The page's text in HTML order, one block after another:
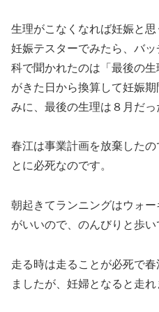
生理がこなくなれば妊娠と
妊娠テスターでみたら、バ
科で聞かれたのは「最後の
がきた日から換算して妊娠
みに、最後の生理は８月だっ
春江は事業計画を放棄した
とに必死なのです。
朝起きてランニングはウォ
がいいので、のんびりと歩い
走る時は走ることが必死で
ましたが、妊婦となると走れ